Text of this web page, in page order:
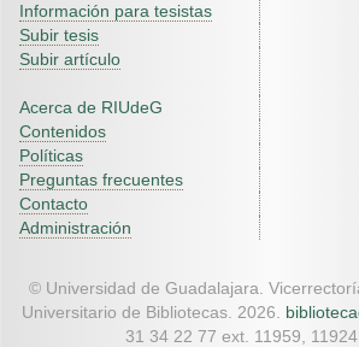
Información para tesistas
Subir tesis
Subir artículo
Acerca de RIUdeG
Contenidos
Políticas
Preguntas frecuentes
Contacto
Administración
© Universidad de Guadalajara.
Universitario de Bibliotecas. 2026.
31 34 22 77 ext. 11959,